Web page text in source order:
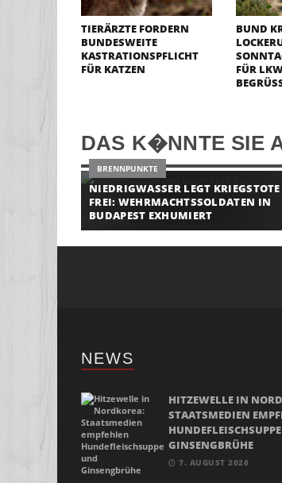
TIERÄRZTE FORDERN
BUNDESWEITE
KASTRATIONSPFLICHT
FÜR KATZEN
BUND
FÜR
DAS K�NNTE SIE
BRENNPUNKTE
NIEDRIGWASSER LEGT KRIEGSTOTE
FREI: WEHRMACHTSSOLDATEN IN
BUDAPEST EXHUMIERT
NEWS
HITZEWELLE IN
STAATSMEDIEN
GINSENGBRÜHE
7. AUGUST 2026